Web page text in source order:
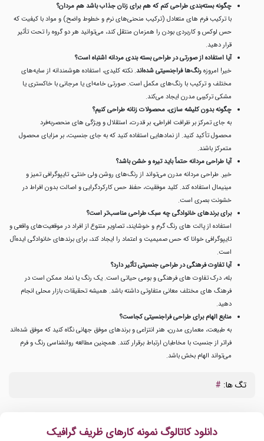
چگونه بسته‌بندی طراحی کنم که هم برای زنان جذاب باشد هم مردان؟
با ترکیب فرم های متعادل (ترکیب منحنی‌های نرم و خطوط واضح) و مواد با کیفیت که
حس لوکس و کاربردی بودن را همزمان منتقل کند، می‌توانید هر دو گروه را تحت تأثیر
قرار دهید.
آیا استفاده از صورتی در طراحی بسته بندی مردانه اشتباه است؟
خیر! امروزهرنگ‌ها فراجنسیتی شده‌اند. نکته کلیدی، استفاده هوشمندانه از سایه‌های
مختلف و ترکیب با رنگ‌های مکمل است. صورتی خامه‌ای یا مرجانی با خاکستری یا
مشکی ترکیبی مدرن ایجاد می‌کند.
چگونه بدون کلیشه سازی، محصولات زنانه طراحی کنیم؟
به جای تمرکز بر ظرافت افراطی، بر قدرت، استقلال و ویژگی های منحصربه‌فرد
محصول تأکید کنید. از نمادهایی استفاده کنید که به جای جنسیت، بر مزایای محصول
متمرکز باشند.
آیا طراحی مردانه حتماً باید تیره و خشن باشد؟
خیر. طراحی مردانه مدرن می‌تواند از رنگ‌های روشن ولی خنثی، تایپوگرافی تمیز و
مینیمال استفاده کند. کلید موفقیت، حفظ حس کارکردگرایی و اصالت بدون افراط در
خشونت بصری است.
برای برندهای خانوادگی چه سبک طراحی مناسب‌تر است؟
استفاده از پالت های رنگ گرم و خوشایند، تصاویر متنوع از افراد در موقعیت‌های واقعی و
تایپوگرافی خوانا که حس صمیمیت و اعتماد را ایجاد کند، برای برندهای خانوادگی ایده‌آل
است.
آیا تفاوت فرهنگی در طراحی جنسیتی تأثیر دارد؟
بله، درک تفاوت های فرهنگی و بومی حیاتی است. یک رنگ یا نماد ممکن است در
فرهنگ های مختلف معانی متفاوتی داشته باشد. همیشه تحقیقات بازار محلی انجام
دهید.
منابع الهام برای طراحی فراجنسیتی کجاست؟
به طبیعت، معماری مدرن، هنر انتزاعی و برندهای موفق جهانی نگاه کنید که موفق شده‌اند
فراتر از جنسیت با مخاطبان ارتباط برقرار کنند. همچنین مطالعه روانشناسی رنگ و فرم
می‌تواند الهام‌ بخش باشد.
تگ ها: #
دانلود کاتالوگ نمونه کارهای ظریف گرافیک